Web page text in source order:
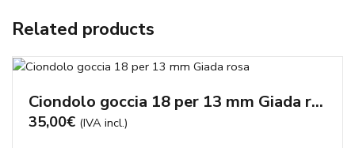
Related products
Ciondolo goccia 18 per 13 mm Giada rosa
35,00€ (IVA incl.)